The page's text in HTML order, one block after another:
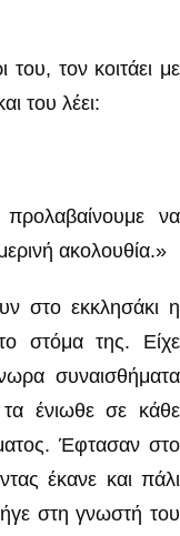
τον κοιτάει με
του λέει:
να
ακολουθία.»
στο εκκλησάκι η
στόμα της. Είχε
συναισθήματα
τα ένιωθε σε κάθε
Έφτασαν στο
έκανε και πάλι
στη γνωστή του